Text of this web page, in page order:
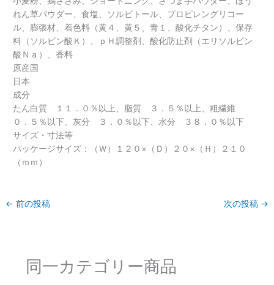
れん草パウダー、食塩、ソルビトール、プロピレングリコー
ル、膨張材、着色料（黄４、黄５、青１、酸化チタン）、保存
料（ソルビン酸Ｋ）、ｐＨ調整剤、酸化防止剤（エリソルビン
酸Ｎａ）、香料
原産国
日本
成分
たん白質 １１．０％以上、脂質 ３．５％以上、粗繊維
０．５％以下、灰分 ３．０％以下、水分 ３８．０％以下
サイズ・寸法等
パッケージサイズ：（Ｗ）１２０×（Ｄ）２０×（Ｈ）２１０
（ｍｍ）
← 前の投稿 次の投稿 →
同一カテゴリー商品